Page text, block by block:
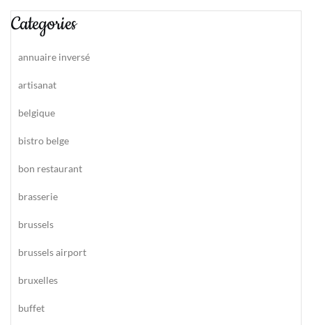
Categories
annuaire inversé
artisanat
belgique
bistro belge
bon restaurant
brasserie
brussels
brussels airport
bruxelles
buffet